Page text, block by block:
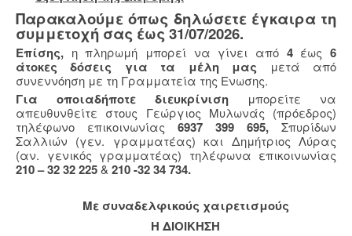
Παρακαλούμε όπως δηλώσετε έγκαιρα τη
συμμετοχή σας έως 31/07/2026.
Επίσης, η πληρωμή μπορεί να γίνει από 4 έως6
άτοκες δόσεις για τα μέλη μας
μετά από
συνεννόηση με τη Γραμματεία της Ενωσης.
Για οποιαδήποτε διευκρίνιση
μπορείτε να
απευθυνθείτε στους Γεώργιος Μυλωνάς (πρόεδρος)
τηλέφωνο επικοινωνίας 6937 399 695, Σπυρίδων
Σαλλιών (γεν. γραμματέας) και Δημήτριος Λύρας
(αν. γενικός γραμματέας) τηλέφωνα επικοινωνίας
210 – 32 32 225& 210 -32 34 734.
Με συναδελφικούς χαιρετισμούς
Η ΔΙΟΙΚΗΣΗ